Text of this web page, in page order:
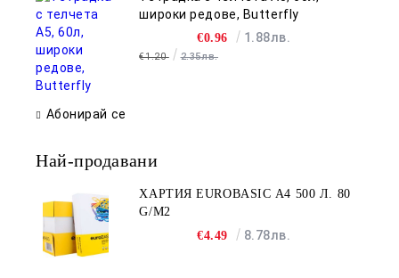
широки редове, Butterfly
€0.96 1.88лв.
€1.20 2.35лв.
Абонирай се
Най-продавани
ХАРТИЯ EUROBASIC А4 500 Л. 80
G/M2
€4.49
8.78лв.